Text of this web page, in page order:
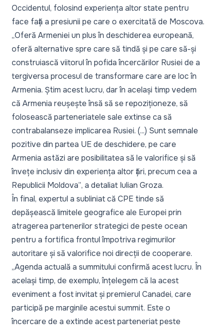
Occidentul, folosind experiența altor state pentru
face față a presiunii pe care o exercitată de Moscova.
„Oferă Armeniei un plus în deschiderea europeană,
oferă alternative spre care să tindă și pe care să-și
construiască viitorul în pofida încercărilor Rusiei de a
tergiversa procesul de transformare care are loc în
Armenia. Știm acest lucru, dar în același timp vedem
că Armenia reușește însă să se repoziționeze, să
folosească parteneriatele sale extinse ca să
contrabalanseze implicarea Rusiei. (...) Sunt semnale
pozitive din partea UE de deschidere, pe care
Armenia astăzi are posibilitatea să le valorifice și să
învețe inclusiv din experiența altor țări, precum cea a
Republicii Moldova”, a detaliat Iulian Groza.
În final, expertul a subliniat că CPE tinde să
depășească limitele geografice ale Europei prin
atragerea partenerilor strategici de peste ocean
pentru a fortifica frontul împotriva regimurilor
autoritare și să valorifice noi direcții de cooperare.
„Agenda actuală a summitului confirmă acest lucru. În
același timp, de exemplu, înțelegem că la acest
eveniment a fost invitat și premierul Canadei, care
participă pe marginile acestui summit. Este o
încercare de a extinde acest parteneriat peste